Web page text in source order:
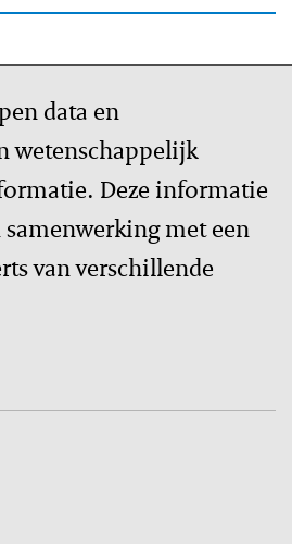
data en
wetenschappelijk
Deze informatie
met een
van verschillende